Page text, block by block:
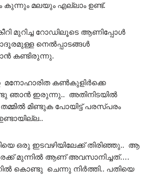
മലയും എല്ലാം ഉണ്ട്.
മുറിച്ച റോഡിലൂടെ ആണിപ്പോൾ
നെൽപ്പാടങ്ങൾ
കണ്ടിരുന്നു.
മനോഹാരിത കൺകുളിർക്കെ
ഞാൻ ഇരുന്നു.. അതിനിടയിൽ
മിണ്ടുക പോയിട്ട് പരസ്പരം
ഒരു ഇടവഴിയിലേക്ക് തിരിഞ്ഞു.. ആ
മുന്നിൽ ആണ് അവസാനിച്ചത്….
കൊണ്ടു ചെന്നു നിർത്തി.. പതിയെ